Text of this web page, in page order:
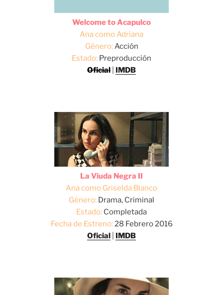
Welcome to Acapulco
Ana como Adriana
Género:Acción
Estado: Preproducción
Oficial
IMDB
La Viuda Negra II
Ana como Griselda Blanco
Género: Drama, Criminal
Estado: Completada
Fecha de Estreno:28 Febrero 2016
Oficial
IMDB